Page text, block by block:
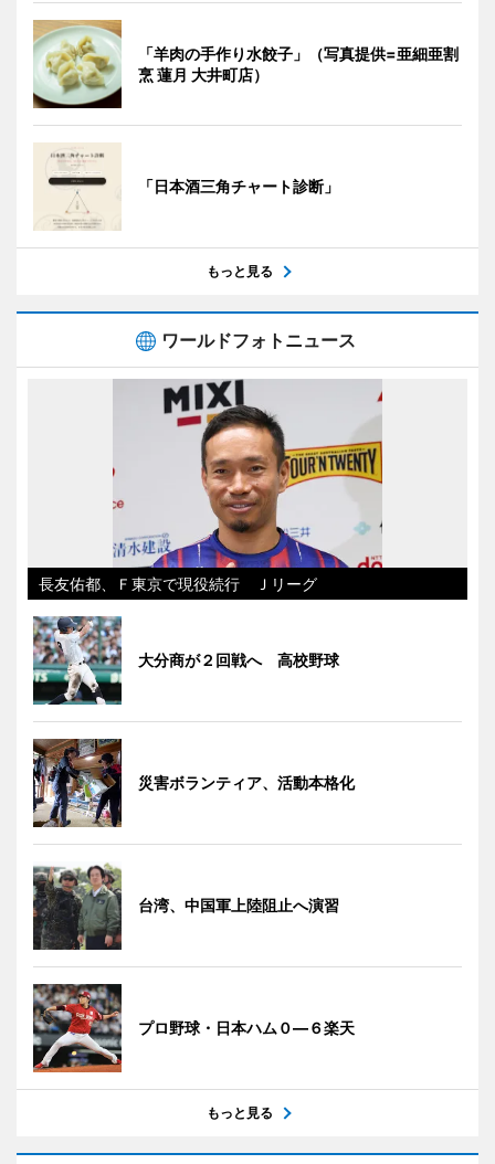
「羊肉の手作り水餃子」（写真提供=亜細亜割
烹 蓮月 大井町店）
「日本酒三角チャート診断」
もっと見る
ワールドフォトニュース
長友佑都、Ｆ東京で現役続行 Ｊリーグ
大分商が２回戦へ 高校野球
災害ボランティア、活動本格化
台湾、中国軍上陸阻止へ演習
プロ野球・日本ハム０―６楽天
もっと見る